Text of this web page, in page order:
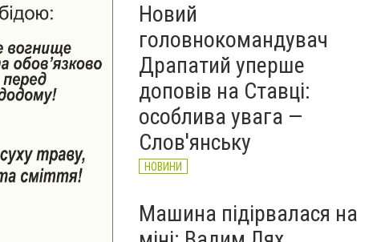
Новий
головнокомандувач
Драпатий уперше
доповів на Ставці:
особлива увага —
Слов'янську
НОВИНИ
Машина підірвалася на